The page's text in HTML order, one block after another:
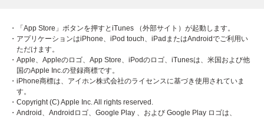
・「App Store」ボタンを押すとiTunes （外部サイト）が起動します。
・アプリケーションはiPhone、iPod touch、iPadまたはAndroidでご利用い
ただけます。
・Apple、Appleのロゴ、App Store、iPodのロゴ、iTunesは、米国および他
国のApple Inc.の登録商標です。
・iPhone商標は、アイホン株式会社のライセンスに基づき使用されていま
す。
・Copyright (C) Apple Inc. All rights reserved.
・Android、Androidロゴ、Google Play 、および Google Play ロゴは、